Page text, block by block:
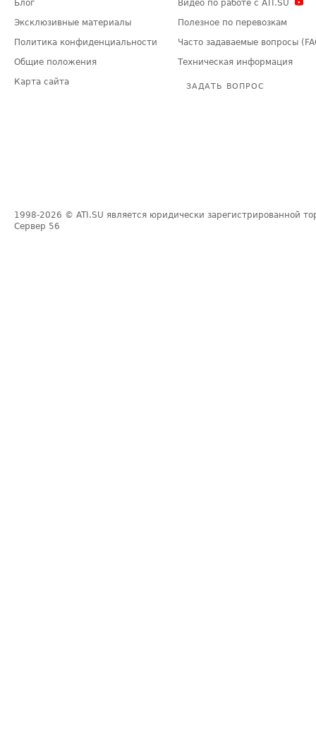
Блог
Эксклюзивные материалы
Политика конфиденциальности
Общие положения
Карта сайта
Видео по работе с ATI.SU
Полезное по перевозкам
Часто задаваемые вопросы
Техническая информация
ЗАДАТЬ ВОПРОС
1998-2026 © ATI.SU является юридически зарегистрированной
Сервер 56